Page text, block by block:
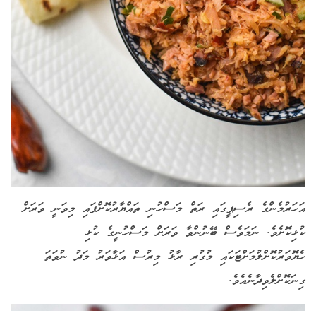
އަހަރުމެންގެ ރެސިޕީގައި ރަތް މަސްހުނި ތައްޔާރުކޮށްފައި މިވަނީ ވަރަށް
ކުޅިކޮށެވެ. ނަމަވެސް ބޭނުންވާ ވަރަށް މަސްހުނީގެ ކުޅި
ހެޔޮވަރުކޮށްލުމަށްޓަކައި މުގުރި ރާޅު މިރުސް އަޅާވަރު މަދު ނުވަތަ
ގިނަކޮށްލެވިދާނެއެވެ.